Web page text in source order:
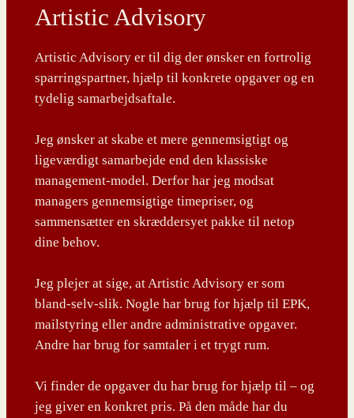
Artistic Advisory
Artistic Advisory er til dig der ønsker en fortrolig
sparringspartner, hjælp til konkrete opgaver og en
tydelig samarbejdsaftale.
Jeg ønsker at skabe et mere gennemsigtigt og
ligeværdigt samarbejde end den klassiske
management-model. Derfor har jeg modsat
managers gennemsigtige timepriser, og
sammensætter en skræddersyet pakke til netop
dine behov.
Jeg plejer at sige, at Artistic Advisory er som
bland-selv-slik. Nogle har brug for hjælp til EPK,
mailstyring eller andre administrative opgaver.
Andre har brug for samtaler i et trygt rum.
Vi finder de opgaver du har brug for hjælp til – og
jeg giver en konkret pris. På den måde har du